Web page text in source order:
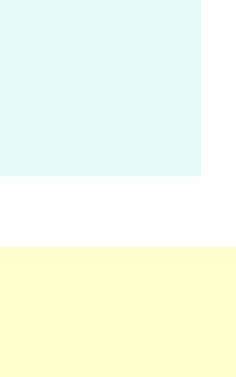
圖） 歡迎瀏覽